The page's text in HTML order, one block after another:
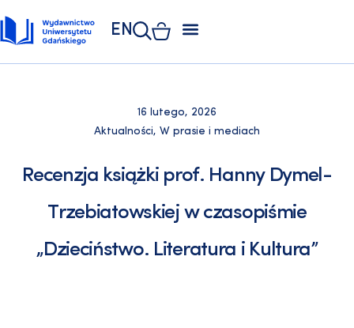
EN
16 lutego, 2026
Aktualności, W prasie i mediach
Recenzja książki prof. Hanny Dymel-
Trzebiatowskiej w czasopiśmie
„Dzieciństwo. Literatura i Kultura”